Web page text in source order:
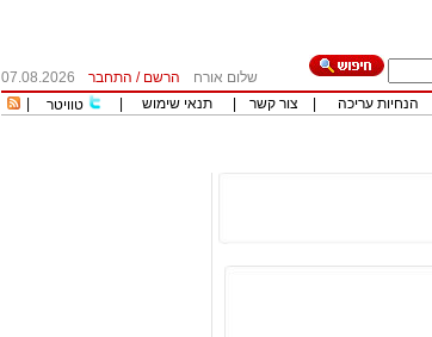
שלום אורח הרשם / התחבר
07.08.2026
הנחיות עריכה צור קשר תנאי שימוש טוויטר